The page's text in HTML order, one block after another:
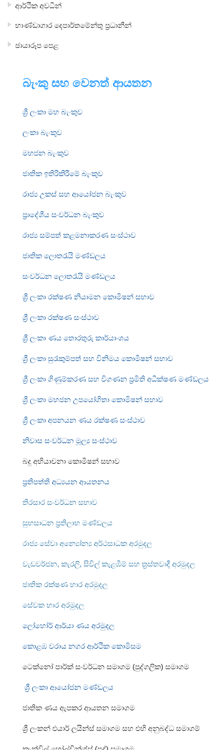
ආර්ථික අවධීන්
භාණ්ඩාගාර දෙපාර්තමේන්තු ප්‍රධානීන්
ඡායාරූප පෙළ
බැංකු සහ වෙනත් ආයතන
ශ්‍රී ලංකා මහ බැංකුව
ලංකා බැංකුව
මහජන බැංකුව
ජාතික ඉතිරිකිරීමේ බැංකුව
රාජ්‍ය උකස් සහ ආයෝජන බැංකුව
ප්‍රාදේශීය සංවර්ධන බැංකුව
රාජ්‍ය සම්පත් කළමනාකරණ සංස්ථාව
ජාතික ලොතරැයි මණ්ඩලය
සංවර්ධන ලොතරැයි මණ්ඩලය
ශ්‍රී ලංකා රක්ෂණ නියාමන කොමිෂන් සභාව
ශ්‍රී ලංකා රක්ෂණ සංස්ථාව
ශ්‍රී ලංකා ණය තොරතුරු කාර්යාංශය
ශ්‍රී ලංකා සුරැකුම්පත් සහ විනිමය කොමිෂන් සභාව
ශ්‍රී ලංකා ගිණුම්කරණ සහ විගණන ප්‍රමිති අධීක්ෂණ මණ්ඩලය
ශ්‍රී ලංකා මහජන උපයෝගිතා කොමිෂන් සභාව
ශ්‍රී ලංකා අපනයන ණය රක්ෂණ සංස්ථාව
නිවාස සංවර්ධන මූල්‍ය සංස්ථාව
බදු අභියාචනා කොමිෂන් සභාව
ප්‍රතිපත්ති අධ්‍යයන ආයතනය
තිරසාර සංවර්ධන සභාව
සුභසාධන ප්‍රතිලාභ මණ්ඩලය
රාජ්‍ය සේවා අන්‍යෝන්‍ය අර්ථසාධක අරමුදල
වැඩවර්ජන, කැරලි, සිවිල් කැළඹීම් සහ ත්‍රස්තවාදී අරමුදල
ජාතික රක්ෂණ භාර අරමුදල
සේවක භාර අරමුදල
ලෝහෝර් ආර්යා ණය අරමුදල
කොළඹ වරාය නගර ආර්ථික කොමිසම
ටෙක්නෝ පාර්ක් සංවර්ධන සමාගම (පුද්ගලික) සමාගම
ශ්‍රී ලංකා ආයෝජන මණ්ඩලය
ජාතික ණය ඇපකර ආයතන සමාගම
ශ්‍රී ලංකන් එයාර් ලයින්ස් සමාගම සහ එහි අනුබද්ධ සමාගම්